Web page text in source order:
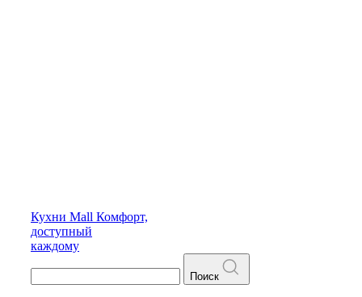
Кухни Mall Комфорт,
доступный
каждому
Поиск